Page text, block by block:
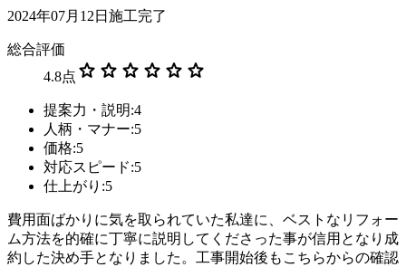
2024年07月12日施工完了
総合評価
4.8点 star star star star star star
提案力・説明:4
人柄・マナー:5
価格:5
対応スピード:5
仕上がり:5
費用面ばかりに気を取られていた私達に、ベストなリフォー
ム方法を的確に丁寧に説明してくださった事が信用となり成
約した決め手となりました。工事開始後もこちらからの確認